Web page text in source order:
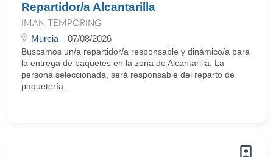
Repartidor/a Alcantarilla
IMAN TEMPORING
Murcia 07/08/2026
Buscamos un/a repartidor/a responsable y dinámico/a para
la entrega de paquetes en la zona de Alcantarilla. La
persona seleccionada, será responsable del reparto de
paquetería ...